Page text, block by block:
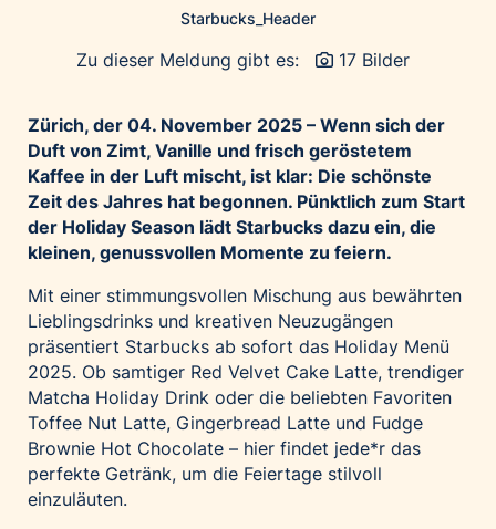
Starbucks
Superbrands Austria
Tante Fanny
Vollpension
win2day
Wolt
woom bikes
Kontakt
Starbucks_Header
Zu dieser Meldung gibt es: 17 Bilder
Zürich, der 04. November 2025 – Wenn sich der
Duft von Zimt, Vanille und frisch geröstetem
Kaffee in der Luft mischt, ist klar: Die schönste
Zeit des Jahres hat begonnen. Pünktlich zum Start
der Holiday Season lädt Starbucks dazu ein, die
kleinen, genussvollen Momente zu feiern.
Mit einer stimmungsvollen Mischung aus bewährten
Lieblingsdrinks und kreativen Neuzugängen
präsentiert Starbucks ab sofort das Holiday Menü
2025. Ob samtiger Red Velvet Cake Latte, trendiger
Matcha Holiday Drink oder die beliebten Favoriten
Toffee Nut Latte, Gingerbread Latte und Fudge
Brownie Hot Chocolate – hier findet jede*r das
perfekte Getränk, um die Feiertage stilvoll
einzuläuten.